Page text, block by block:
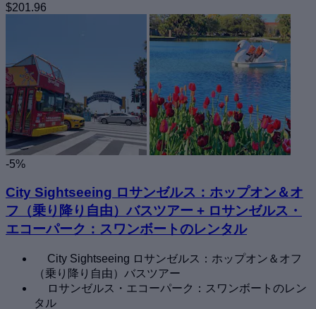
$201.96
-5%
City Sightseeing ロサンゼルス：ホップオン＆オ
フ（乗り降り自由）バスツアー + ロサンゼルス・
エコーパーク：スワンボートのレンタル
City Sightseeing ロサンゼルス：ホップオン＆オフ
（乗り降り自由）バスツアー
ロサンゼルス・エコーパーク：スワンボートのレン
タル